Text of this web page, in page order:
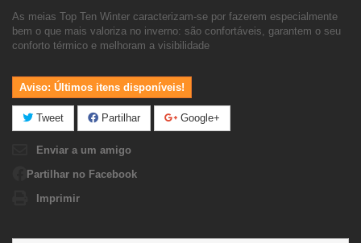
As meias Top Ten Winter caracterizam-se por fazerem especialmente
bem o que mais valoriza no inverno: são confortáveis, garantem o seu
conforto térmico e melhoram a visibilidade
Aviso: Últimos itens disponíveis!
Tweet Partilhar Google+
Enviar a um amigo
Partilhar no Facebook
Imprimir